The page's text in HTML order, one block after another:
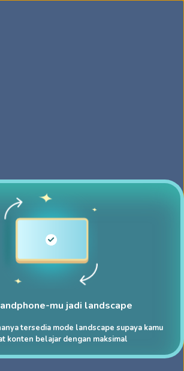
mu jadi landscape
tersedia mode landscape supaya kamu
konten belajar dengan maksimal